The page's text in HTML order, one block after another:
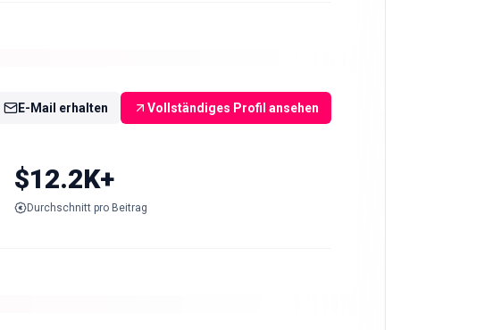
E-Mail erhalten Vollständiges Profil ansehen
$12.2K+
Durchschnitt pro Beitrag